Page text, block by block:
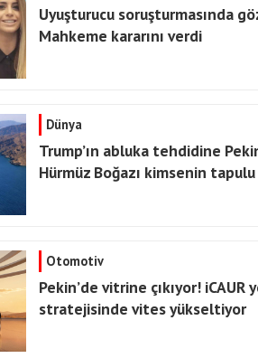
Uyuşturucu soruşturmasında
Mahkeme kararını verdi
Dünya
Trump’ın abluka tehdidine
Hürmüz Boğazı kimsenin
Otomotiv
Pekin’de vitrine çıkıyor! iCAUR
stratejisinde vites yükseltiyor